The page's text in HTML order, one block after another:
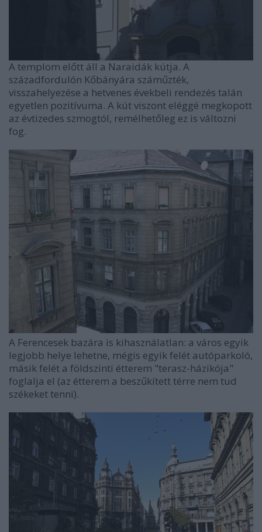
A templom előtt áll a Naraidák kútja. A
századfordulón Kőbányára száműzték,
visszahelyezése a hetvenes évekbeli rendezés talán
egyetlen pozitívuma. A kút viszont eléggé megkopott
az évtizedes szmogtól, remélhetőleg ez is változni
fog.
A Ferencesek bazára is kihasználatlan: a város egyik
legjobb helye lehetne, mégis egyik felét autóparkoló,
másik felét a földszinti étterem "terasz-házikója"
foglalja el (az étterem a beszűkített térre nem tud
székeket tenni).